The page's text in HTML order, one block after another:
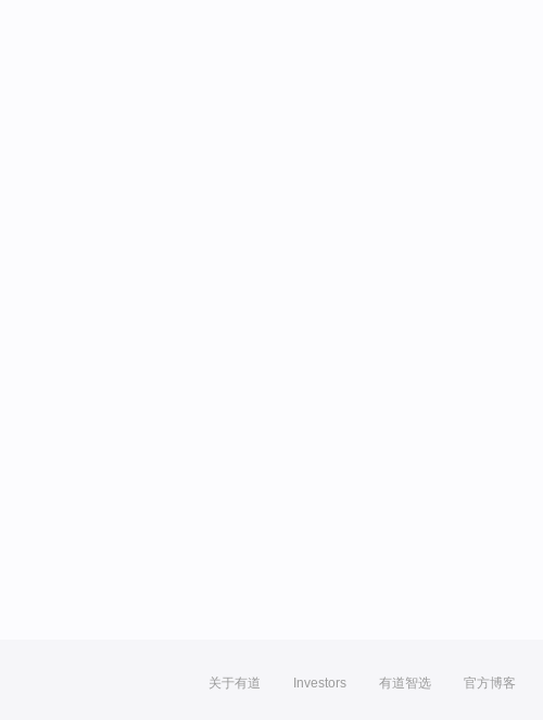
关于有道 Investors 有道智选 官方博客